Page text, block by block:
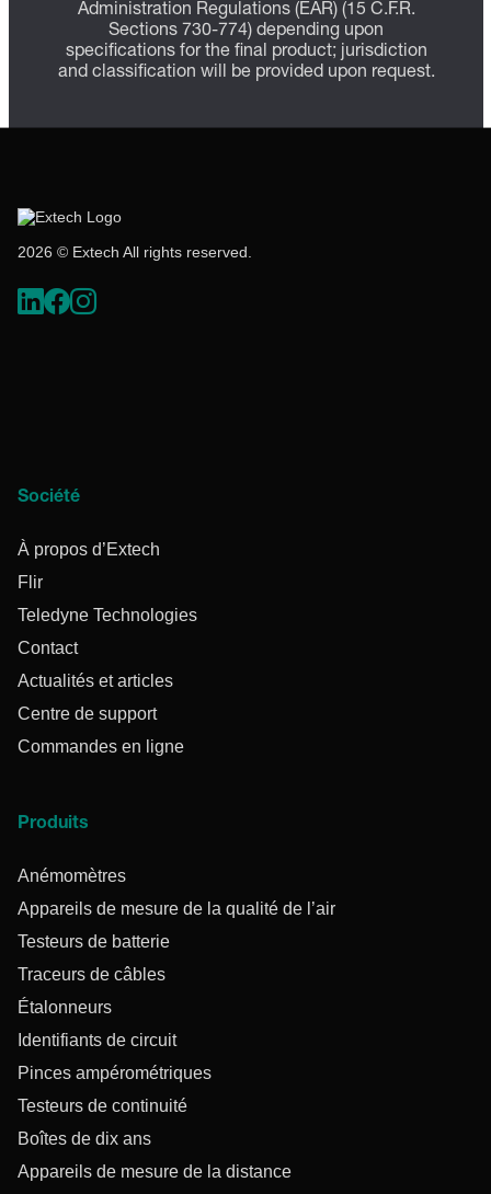
Administration Regulations (EAR) (15 C.F.R.
Sections 730-774) depending upon
specifications for the final product; jurisdiction
and classification will be provided upon request.
2026 © Extech All rights reserved.
Société
À propos d’Extech
Flir
Teledyne Technologies
Contact
Actualités et articles
Centre de support
Commandes en ligne
Produits
Anémomètres
Appareils de mesure de la qualité de l’air
Testeurs de batterie
Traceurs de câbles
Étalonneurs
Identifiants de circuit
Pinces ampérométriques
Testeurs de continuité
Boîtes de dix ans
Appareils de mesure de la distance